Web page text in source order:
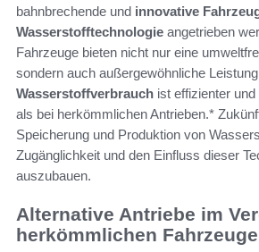
bahnbrechende und innovative
Wasserstofftechnologie angetrieben
Fahrzeuge bieten nicht nur eine
sondern auch außergewöhnliche
Wasserstoffverbrauch ist effizienter
als bei herkömmlichen Antrieben.*
Speicherung und Produktion von
Zugänglichkeit und den Einfluss dieser
auszubauen.
Alternative Antriebe im
herkömmlichen